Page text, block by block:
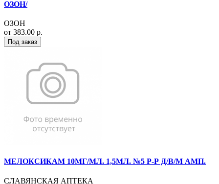
ОЗОН/
ОЗОН
от 383.00 р.
Под заказ
МЕЛОКСИКАМ 10МГ/МЛ. 1,5МЛ. №5 Р-Р Д/В/М АМП.
СЛАВЯНСКАЯ АПТЕКА